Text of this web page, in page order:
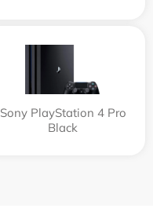
Sony PlayStation 4 Pro
Black